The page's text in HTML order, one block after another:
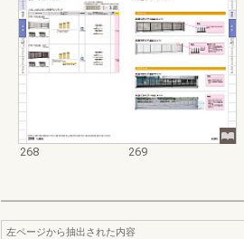
268 269
左ページから抽出された内容